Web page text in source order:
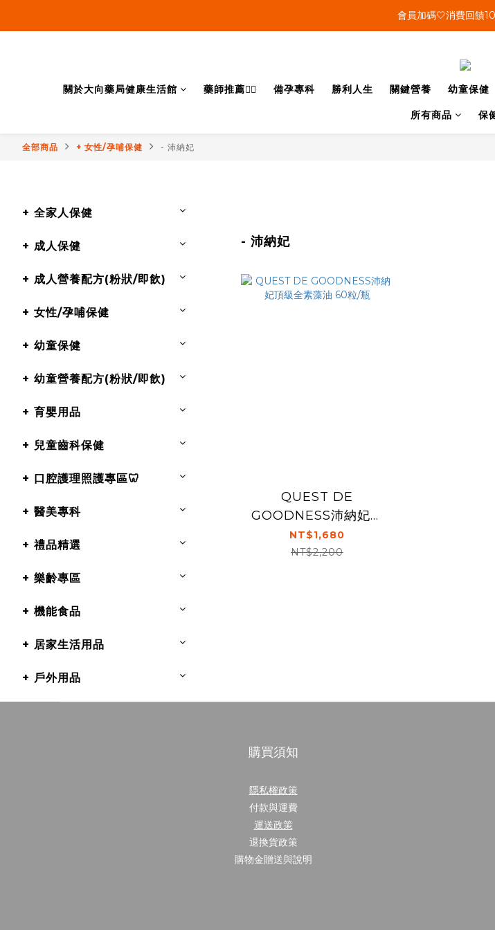
單筆結帳金額滿899🤍超
會員加碼🤍消費回饋
關於大向藥局健康生活館 藥師推薦👨‍⚕️ 備孕專科 勝利人生 關鍵營養 幼童保健
所有商品 保
全部商品 + 女性/孕哺保健 - 沛納妃
+ 全家人保健
+ 成人保健
+ 成人營養配方(粉狀/即飲)
+ 女性/孕哺保健
+ 幼童保健
+ 幼童營養配方(粉狀/即飲)
+ 育嬰用品
+ 兒童齒科保健
+ 口腔護理照護專區🦷
+ 醫美專科
+ 禮品精選
+ 樂齡專區
+ 機能食品
+ 居家生活用品
+ 戶外用品
- 沛納妃
QUEST DE
GOODNESS沛納妃頂
級全素藻油 60粒/瓶
NT$1,680
NT$2,200
購買須知
隱私權政策
付款與運費
運送政策
退換貨政策
購物金贈送與說明